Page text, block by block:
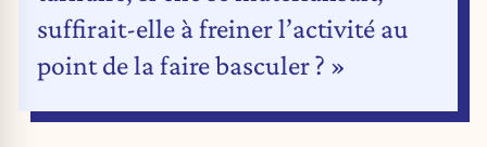
suffirait-elle à freiner l’activité au
point de la faire basculer ? »